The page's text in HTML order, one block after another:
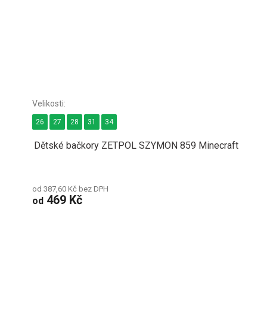
Dětské bačkory ZETPOL SZYMON 859 Minecraft
od 387,60 Kč bez DPH
od 469 Kč
26 27 28 31 34